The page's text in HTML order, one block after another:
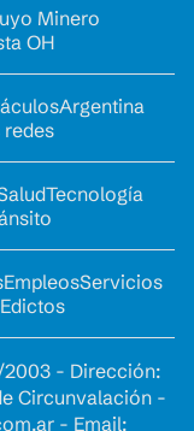
Minero
OH
Argentina
redes
Tecnología
EmpleosServicios
Edictos
2003 - Dirección:
Circunvalación -
- Email: